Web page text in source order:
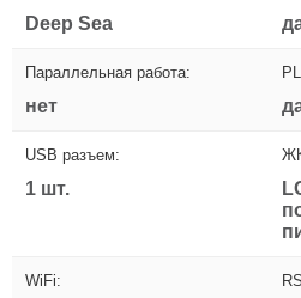
Deep Sea
Параллельная работа:
нет
USB разъем:
1 шт.
WiFi: